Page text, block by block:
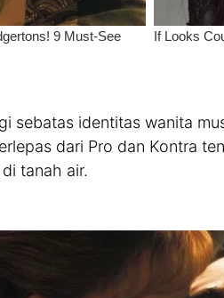
sebatas identitas wanita
dari Pro dan Kontra
tanah air.